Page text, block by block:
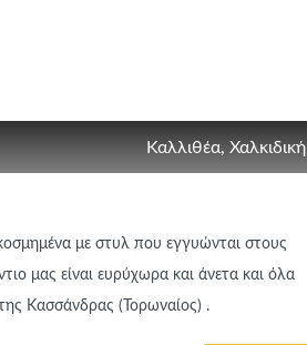
Καλλιθέα, Χαλκιδική
με στυλ που εγγυώνται στους
μας είναι ευρύχωρα και άνετα και όλα
Κασσάνδρας (Τορωναίος) .